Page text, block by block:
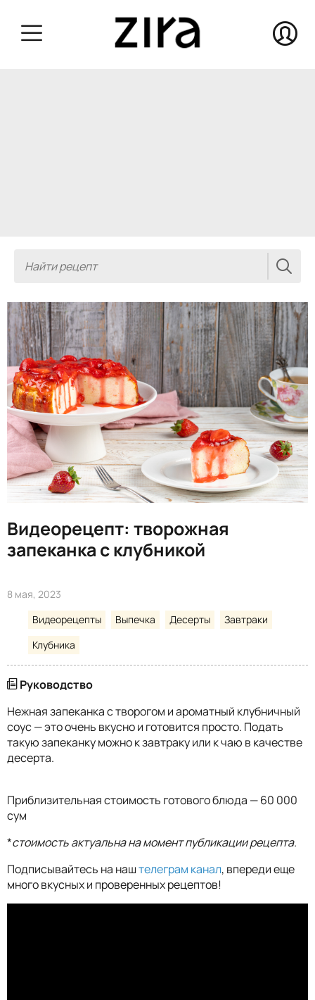
Видеорецепт: творожная
запеканка с клубникой
8 мая, 2023
Видеорецепты
Выпечка Десерты
Завтраки
Клубника
Руководство
Нежная запеканка с творогом и ароматный клубничный
соус — это очень вкусно и готовится просто. Подать
такую запеканку можно к завтраку или к чаю в качестве
десерта.
Приблизительная стоимость готового блюда — 60 000
сум
*стоимость актуальна на момент публикации рецепта.
Подписывайтесь на наштелеграм канал, впереди еще
много вкусных и проверенных рецептов!